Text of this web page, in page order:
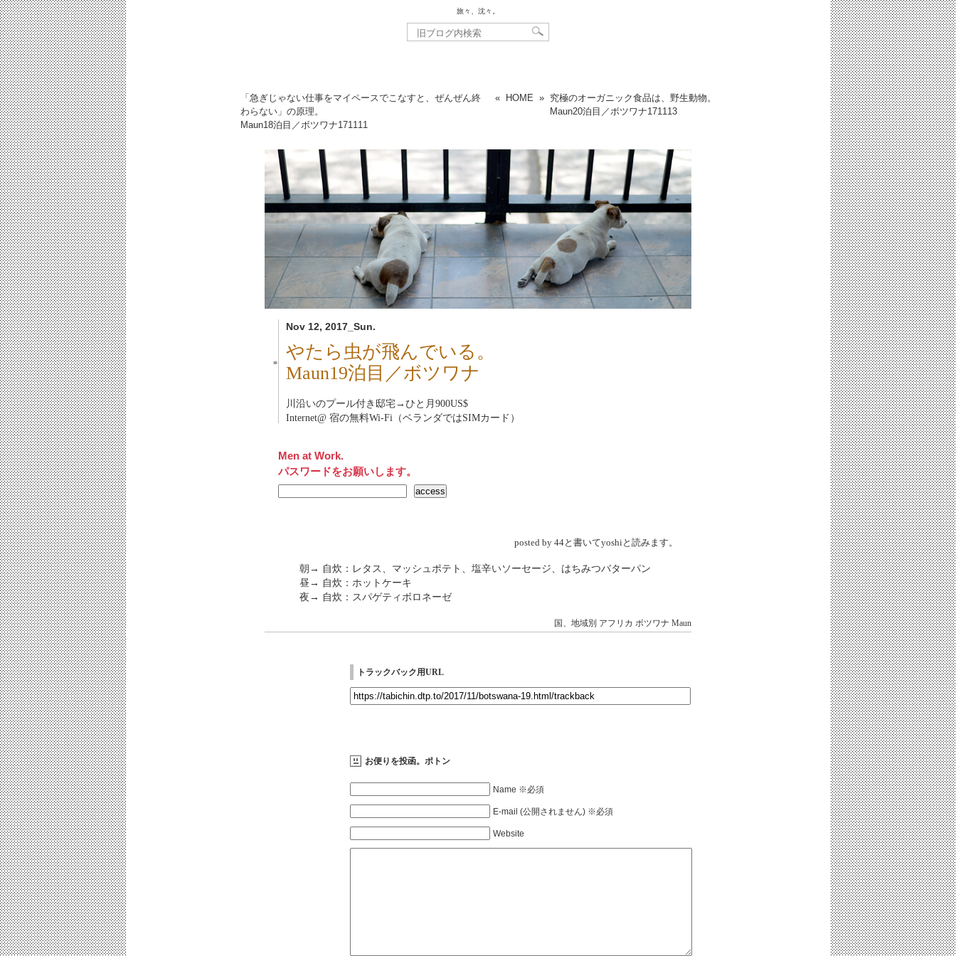
旅々、沈々。
「急ぎじゃない仕事をマイペースでこなすと、ぜんぜん終
わらない」の原理。
Maun18泊目／ボツワナ171111
« HOME » 究極のオーガニック食品は、野生動物。
Maun20泊目／ボツワナ171113
Nov 12, 2017_Sun.
■
やたら虫が飛んでいる。
Maun19泊目／ボツワナ
川沿いのプール付き邸宅→ひと月900US$
Internet@ 宿の無料Wi-Fi（ベランダではSIMカード）
Men at Work.
パスワードをお願いします。
posted by 44と書いてyoshiと読みます。
朝→ 自炊：レタス、マッシュポテト、塩辛いソーセージ、はちみつバターパン
昼→ 自炊：ホットケーキ
夜→ 自炊：スパゲティボロネーゼ
国、地域別 アフリカ ボツワナ Maun
トラックバック用URL
お便りを投函。ポトン
Name ※必須
E-mail (公開されません) ※必須
Website